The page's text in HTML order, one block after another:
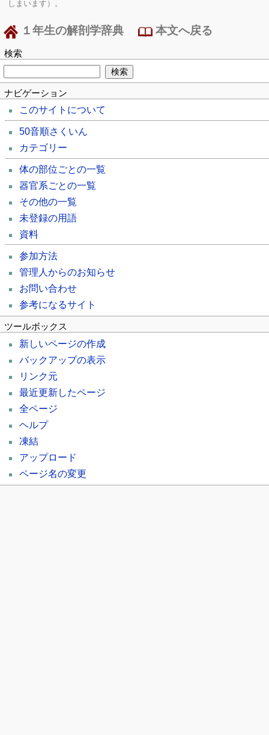
しまいます）。
１年生の解剖学辞典 本文へ戻る
検索
ナビゲーション
このサイトについて
50音順さくいん
カテゴリー
体の部位ごとの一覧
器官系ごとの一覧
その他の一覧
未登録の用語
資料
参加方法
管理人からのお知らせ
お問い合わせ
参考になるサイト
ツールボックス
新しいページの作成
バックアップの表示
リンク元
最近更新したページ
全ページ
ヘルプ
凍結
アップロード
ページ名の変更